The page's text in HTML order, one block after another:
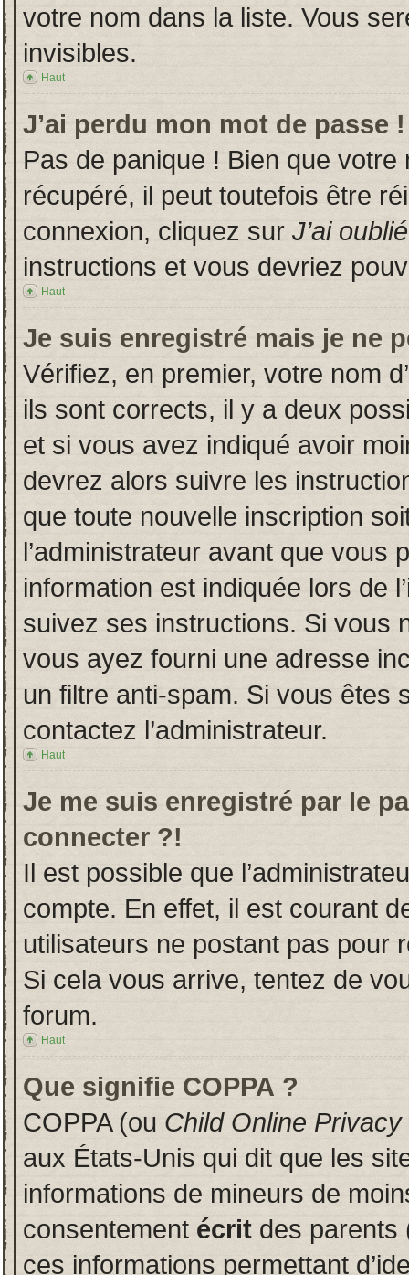
votre nom dans la liste. Vous
invisibles.
Haut
J’ai perdu mon mot de passe !
Pas de panique ! Bien que
récupéré, il peut toutefois être
connexion, cliquez sur J’ai
instructions et vous devriez
Haut
Je suis enregistré mais je ne
Vérifiez, en premier, votre nom
ils sont corrects, il y a deux
et si vous avez indiqué avoir
devrez alors suivre les
que toute nouvelle inscription
l’administrateur avant que vous
information est indiquée lors de
suivez ses instructions. Si vous
vous ayez fourni une adresse
un filtre anti-spam. Si vous êtes
contactez l’administrateur.
Haut
Je me suis enregistré par le
connecter ?!
Il est possible que
compte. En effet, il est courant
utilisateurs ne postant pas pour
Si cela vous arrive, tentez de
forum.
Haut
Que signifie COPPA ?
COPPA (ou Child Online
aux États-Unis qui dit que les
informations de mineurs de
consentement écrit des parents
ces informations permettant